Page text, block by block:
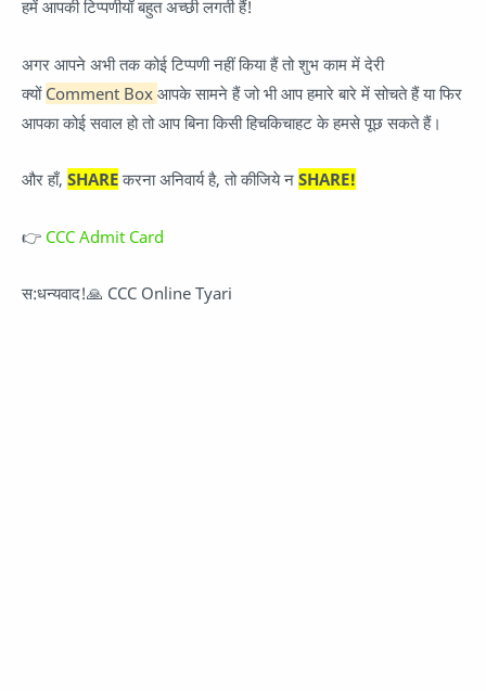
हमें आपकी टिप्पणीयाँ बहुत अच्छी लगती हैं!
अगर आपने अभी तक कोई टिप्पणी नहीं किया हैं तो शुभ काम में देरी
क्यों Comment Box आपके सामने हैं जो भी आप हमारे बारे में सोचते हैं या फिर
आपका कोई सवाल हो तो आप बिना किसी हिचकिचाहट के हमसे पूछ सकते हैं।
और हाँ, SHAREकरना अनिवार्य है, तो कीजिये न SHARE!
👉 CCC Admit Card
स:धन्यवाद!🙏 CCC Online Tyari